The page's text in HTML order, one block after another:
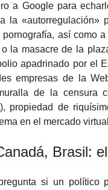
a Google para
la «autorregulación»
así como
la masacre de la
apadrinado por el
empresas de la
de la censura
propiedad de
en el mercado
Brasil:
si un político